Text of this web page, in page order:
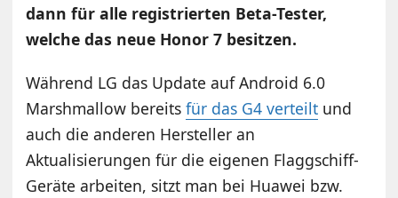
dann für alle registrierten Beta-Tester,
welche das neue Honor 7 besitzen.
Während LG das Update auf Android 6.0
Marshmallow bereitsfür das G4 verteilt und
auch die anderen Hersteller an
Aktualisierungen für die eigenen Flaggschiff-
Geräte arbeiten, sitzt man bei Huawei bzw.